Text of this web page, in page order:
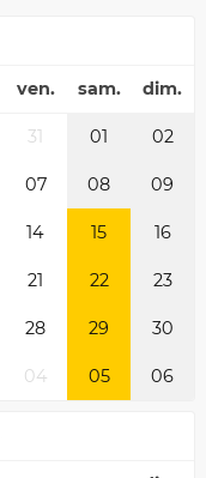
ven. sam. dim.
31 01 02
07 08 09
14 15 16
21 22 23
28 29 30
04 05 06